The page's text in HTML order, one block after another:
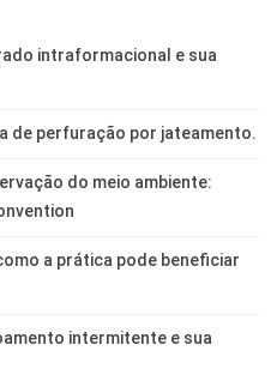
intraformacional e sua
de perfuração por jateamento.
do meio ambiente:
a prática pode beneficiar
intermitente e sua